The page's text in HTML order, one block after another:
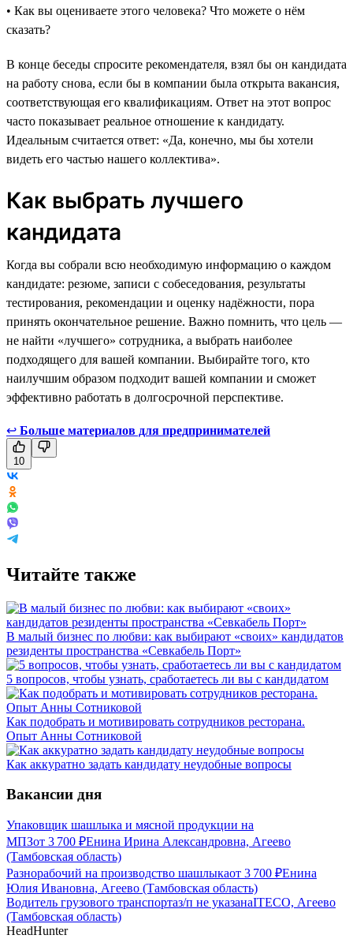
• Как вы оцениваете этого человека? Что можете о нём
сказать?
В конце беседы спросите рекомендателя, взял бы он кандидата
на работу снова, если бы в компании была открыта вакансия,
соответствующая его квалификациям. Ответ на этот вопрос
часто показывает реальное отношение к кандидату.
Идеальным считается ответ: «Да, конечно, мы бы хотели
видеть его частью нашего коллектива».
Как выбрать лучшего
кандидата
Когда вы собрали всю необходимую информацию о каждом
кандидате: резюме, записи с собеседования, результаты
тестирования, рекомендации и оценку надёжности, пора
принять окончательное решение. Важно помнить, что цель —
не найти «лучшего» сотрудника, а выбрать наиболее
подходящего для вашей компании. Выбирайте того, кто
наилучшим образом подходит вашей компании и сможет
эффективно работать в долгосрочной перспективе.
↩ Больше материалов для предпринимателей
10
Читайте также
В малый бизнес по любви: как выбирают «своих» кандидатов
резиденты пространства «Севкабель Порт»
5 вопросов, чтобы узнать, сработаетесь ли вы с кандидатом
Как подобрать и мотивировать сотрудников ресторана.
Опыт Анны Сотниковой
Как аккуратно задать кандидату неудобные вопросы
Вакансии дня
Упаковщик шашлыка и мясной продукции на
МПЗот 3 700 ₽Енина Ирина Александровна, Агеево
(Тамбовская область)
Разнорабочий на производство шашлыкаот 3 700 ₽Енина
Юлия Ивановна, Агеево (Тамбовская область)
Водитель грузового транспортаз/п не указанаITECO, Агеево
(Тамбовская область)
HeadHunter